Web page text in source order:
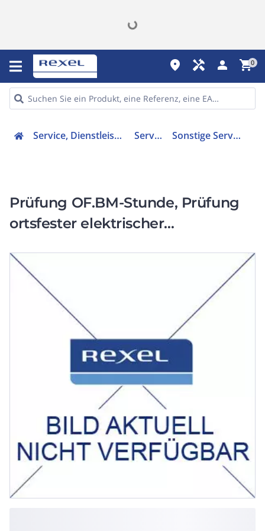
place handyman person shopping_cart0
Service, Dienstleistung Service Sonstige Services
Prüfung OF.BM-Stunde, Prüfung
ortsfester elektrischer